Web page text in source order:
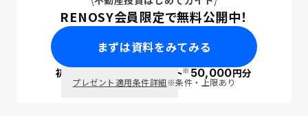
RENOSY会員限定で無料公開中！
まずは資料をみてみる
初回面談で ポイント※50,000円分
プレゼント適用条件詳細※条件・上限あり